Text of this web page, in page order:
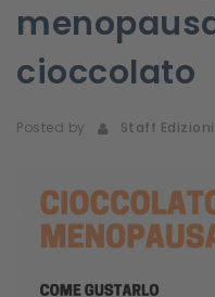
cioccolato
Posted by Staff